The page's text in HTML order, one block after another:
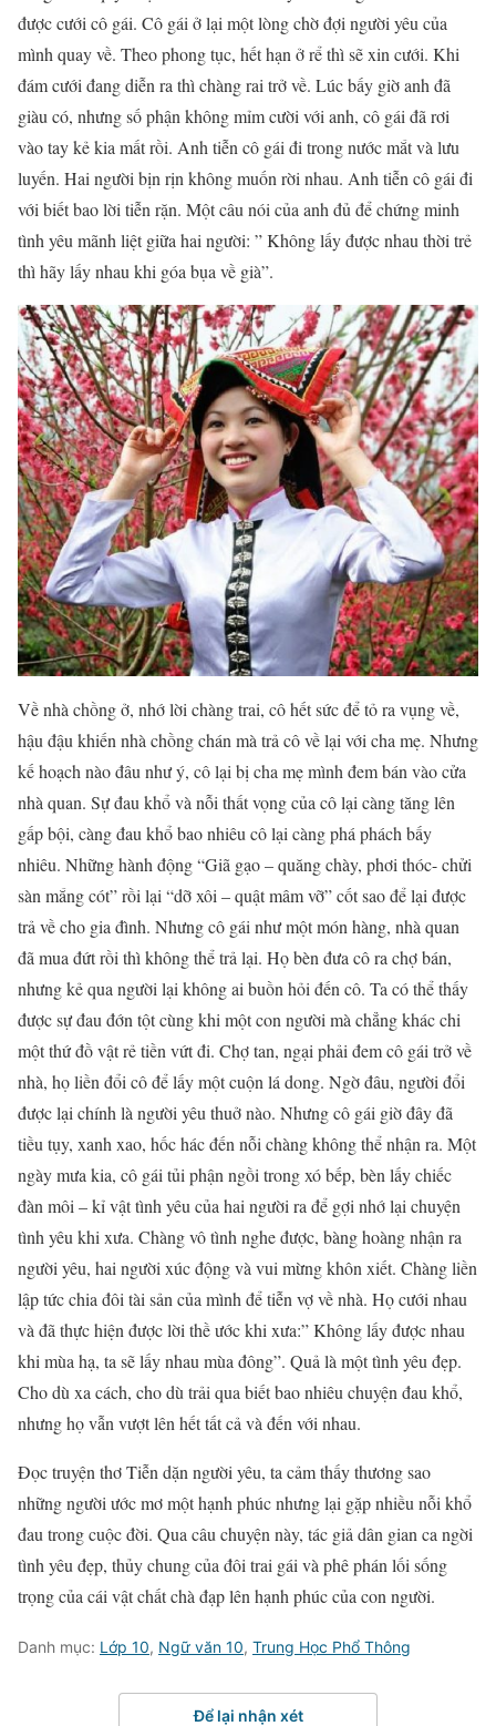
được cưới cô gái. Cô gái ở lại một lòng chờ đợi người yêu của
mình quay về. Theo phong tục, hết hạn ở rể thì sẽ xin cưới. Khi
đám cưới đang diễn ra thì chàng rai trở về. Lúc bấy giờ anh đã
giàu có, nhưng số phận không mỉm cười với anh, cô gái đã rơi
vào tay kẻ kia mất rồi. Anh tiễn cô gái đi trong nước mắt và lưu
luyến. Hai người bịn rịn không muốn rời nhau. Anh tiễn cô gái đi
với biết bao lời tiễn rặn. Một câu nói của anh đủ để chứng minh
tình yêu mãnh liệt giữa hai người: ” Không lấy được nhau thời trẻ
thì hãy lấy nhau khi góa bụa về già”.
Về nhà chồng ở, nhớ lời chàng trai, cô hết sức để tỏ ra vụng về,
hậu đậu khiến nhà chồng chán mà trả cô về lại với cha mẹ. Nhưng
kế hoạch nào đâu như ý, cô lại bị cha mẹ mình đem bán vào cửa
nhà quan. Sự đau khổ và nỗi thất vọng của cô lại càng tăng lên
gấp bội, càng đau khổ bao nhiêu cô lại càng phá phách bấy
nhiêu. Những hành động “Giã gạo – quăng chày, phơi thóc- chửi
sàn mắng cót” rồi lại “dỡ xôi – quật mâm vỡ” cốt sao để lại được
trả về cho gia đình. Nhưng cô gái như một món hàng, nhà quan
đã mua đứt rồi thì không thể trả lại. Họ bèn đưa cô ra chợ bán,
nhưng kẻ qua người lại không ai buồn hỏi đến cô. Ta có thể thấy
được sự đau đớn tột cùng khi một con người mà chẳng khác chi
một thứ đồ vật rẻ tiền vứt đi. Chợ tan, ngại phải đem cô gái trở về
nhà, họ liền đổi cô để lấy một cuộn lá dong. Ngờ đâu, người đổi
được lại chính là người yêu thuở nào. Nhưng cô gái giờ đây đã
tiều tụy, xanh xao, hốc hác đến nỗi chàng không thể nhận ra. Một
ngày mưa kia, cô gái tủi phận ngồi trong xó bếp, bèn lấy chiếc
đàn môi – kỉ vật tình yêu của hai người ra để gợi nhớ lại chuyện
tình yêu khi xưa. Chàng vô tình nghe được, bàng hoàng nhận ra
người yêu, hai người xúc động và vui mừng khôn xiết. Chàng liền
lập tức chia đôi tài sản của mình để tiễn vợ về nhà. Họ cưới nhau
và đã thực hiện được lời thề ước khi xưa:” Không lấy được nhau
khi mùa hạ, ta sẽ lấy nhau mùa đông”. Quả là một tình yêu đẹp.
Cho dù xa cách, cho dù trải qua biết bao nhiêu chuyện đau khổ,
nhưng họ vẫn vượt lên hết tất cả và đến với nhau.
Đọc truyện thơ Tiễn dặn người yêu, ta cảm thấy thương sao
những người ước mơ một hạnh phúc nhưng lại gặp nhiều nỗi khổ
đau trong cuộc đời. Qua câu chuyện này, tác giả dân gian ca ngời
tình yêu đẹp, thủy chung của đôi trai gái và phê phán lối sống
trọng của cái vật chất chà đạp lên hạnh phúc của con người.
Danh mục: Lớp 10, Ngữ văn 10, Trung Học Phổ Thông
Để lại nhận xét